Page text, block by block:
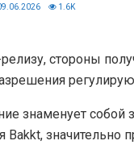
1.6K
стороны
знаменует
значительно